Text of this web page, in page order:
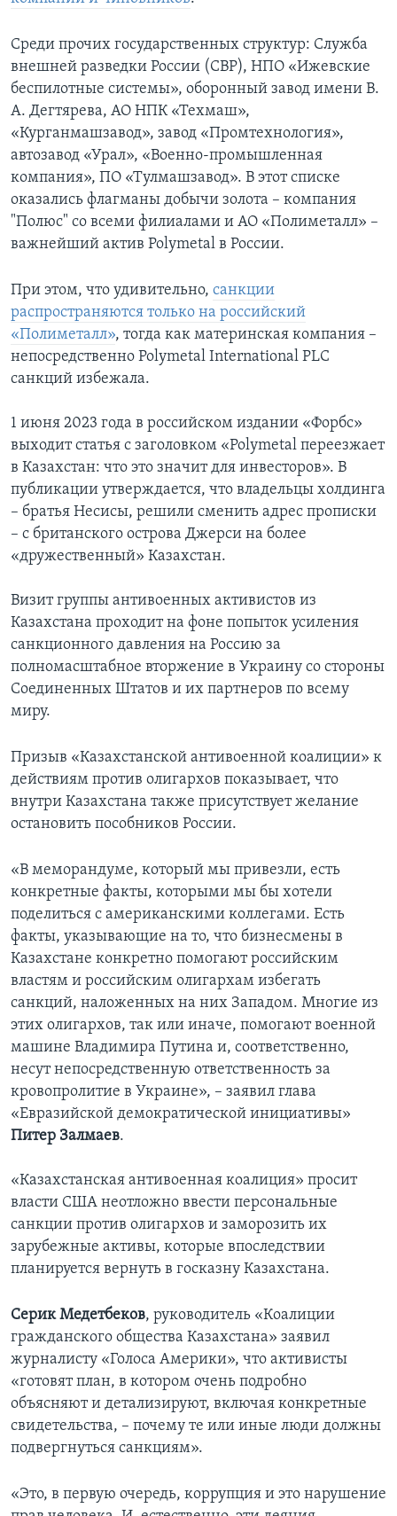
Среди прочих государственных структур: Служба
внешней разведки России (СВР), НПО «Ижевские
беспилотные системы», оборонный завод имени В.
А. Дегтярева, АО НПК «Техмаш»,
«Курганмашзавод», завод «Промтехнология»,
автозавод «Урал», «Военно-промышленная
компания», ПО «Тулмашзавод». В этот списке
оказались флагманы добычи золота – компания
"Полюс" со всеми филиалами и АО «Полиметалл» –
важнейший актив Polymetal в России.
При этом, что удивительно, санкции
распространяются только на российский
«Полиметалл», тогда как материнская компания –
непосредственно Polymetal International PLC
санкций избежала.
1 июня 2023 года в российском издании «Форбс»
выходит статья с заголовком «Polymetal переезжает
в Казахстан: что это значит для инвесторов». В
публикации утверждается, что владельцы холдинга
– братья Несисы, решили сменить адрес прописки
– с британского острова Джерси на более
«дружественный» Казахстан.
Визит группы антивоенных активистов из
Казахстана проходит на фоне попыток усиления
санкционного давления на Россию за
полномасштабное вторжение в Украину со стороны
Соединенных Штатов и их партнеров по всему
миру.
Призыв «Казахстанской антивоенной коалиции» к
действиям против олигархов показывает, что
внутри Казахстана также присутствует желание
остановить пособников России.
«В меморандуме, который мы привезли, есть
конкретные факты, которыми мы бы хотели
поделиться с американскими коллегами. Есть
факты, указывающие на то, что бизнесмены в
Казахстане конкретно помогают российским
властям и российским олигархам избегать
санкций, наложенных на них Западом. Многие из
этих олигархов, так или иначе, помогают военной
машине Владимира Путина и, соответственно,
несут непосредственную ответственность за
кровопролитие в Украине», – заявил глава
«Евразийской демократической инициативы»
Питер Залмаев.
«Казахстанская антивоенная коалиция» просит
власти США неотложно ввести персональные
санкции против олигархов и заморозить их
зарубежные активы, которые впоследствии
планируется вернуть в госказну Казахстана.
Серик Медетбеков, руководитель «Коалиции
гражданского общества Казахстана» заявил
журналисту «Голоса Америки», что активисты
«готовят план, в котором очень подробно
объясняют и детализируют, включая конкретные
свидетельства, – почему те или иные люди должны
подвергнуться санкциям».
«Это, в первую очередь, коррупция и это нарушение